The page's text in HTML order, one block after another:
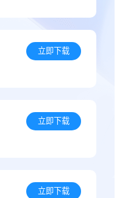
立即下载
立即下载
立即下载